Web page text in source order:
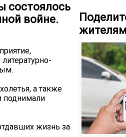
состоялось
войне.
а также
поднимали
жизнь за